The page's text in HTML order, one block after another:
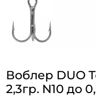
Воблер DUO
2,3гр. N10 до